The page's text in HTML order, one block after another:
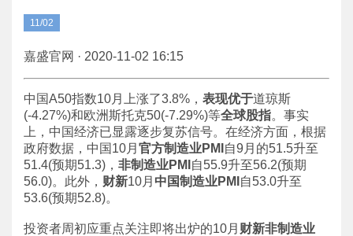
11/02
嘉盛官网 · 2020-11-02 16:15
中国A50指数10月上涨了3.8%， 表现优于道琼斯
(-4.27%)和欧洲斯托克50(-7.29%)等全球股指。事实
上，中国经济已显露逐步复苏信号。在经济方面，根据
政府数据，中国10月 官方制造业PMI 自9月的51.5升至
51.4(预期51.3)， 非制造业PMI 自55.9升至56.2(预期
56.0)。此外， 财新10月 中国制造业PMI 自53.0升至
53.6(预期52.8)。
投资者周初应重点关注即将出炉的10月 财新非制造业